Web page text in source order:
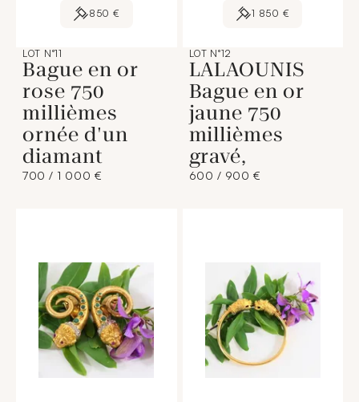
850 €
LOT N°11
Bague en or
rose 750
millièmes
ornée d'un
diamant
700 / 1 000 €
1 850 €
LOT N°12
LALAOUNIS
Bague en or
jaune 750
millièmes
gravé,
600 / 900 €